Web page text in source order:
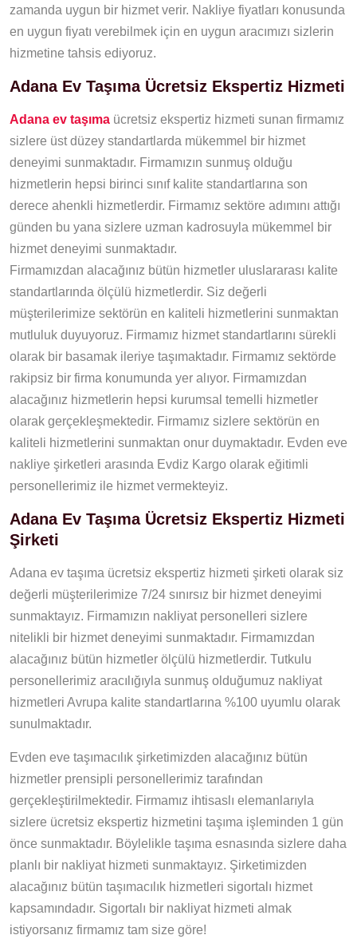
zamanda uygun bir hizmet verir. Nakliye fiyatları konusunda
en uygun fiyatı verebilmek için en uygun aracımızı sizlerin
hizmetine tahsis ediyoruz.
Adana Ev Taşıma Ücretsiz Ekspertiz Hizmeti
Adana ev taşıma ücretsiz ekspertiz hizmeti sunan firmamız
sizlere üst düzey standartlarda mükemmel bir hizmet
deneyimi sunmaktadır. Firmamızın sunmuş olduğu
hizmetlerin hepsi birinci sınıf kalite standartlarına son
derece ahenkli hizmetlerdir. Firmamız sektöre adımını attığı
günden bu yana sizlere uzman kadrosuyla mükemmel bir
hizmet deneyimi sunmaktadır.
Firmamızdan alacağınız bütün hizmetler uluslararası kalite
standartlarında ölçülü hizmetlerdir. Siz değerli
müşterilerimize sektörün en kaliteli hizmetlerini sunmaktan
mutluluk duyuyoruz. Firmamız hizmet standartlarını sürekli
olarak bir basamak ileriye taşımaktadır. Firmamız sektörde
rakipsiz bir firma konumunda yer alıyor. Firmamızdan
alacağınız hizmetlerin hepsi kurumsal temelli hizmetler
olarak gerçekleşmektedir. Firmamız sizlere sektörün en
kaliteli hizmetlerini sunmaktan onur duymaktadır. Evden eve
nakliye şirketleri arasında Evdiz Kargo olarak eğitimli
personellerimiz ile hizmet vermekteyiz.
Adana Ev Taşıma Ücretsiz Ekspertiz Hizmeti
Şirketi
Adana ev taşıma ücretsiz ekspertiz hizmeti şirketi olarak siz
değerli müşterilerimize 7/24 sınırsız bir hizmet deneyimi
sunmaktayız. Firmamızın nakliyat personelleri sizlere
nitelikli bir hizmet deneyimi sunmaktadır. Firmamızdan
alacağınız bütün hizmetler ölçülü hizmetlerdir. Tutkulu
personellerimiz aracılığıyla sunmuş olduğumuz nakliyat
hizmetleri Avrupa kalite standartlarına %100 uyumlu olarak
sunulmaktadır.
Evden eve taşımacılık şirketimizden alacağınız bütün
hizmetler prensipli personellerimiz tarafından
gerçekleştirilmektedir. Firmamız ihtisaslı elemanlarıyla
sizlere ücretsiz ekspertiz hizmetini taşıma işleminden 1 gün
önce sunmaktadır. Böylelikle taşıma esnasında sizlere daha
planlı bir nakliyat hizmeti sunmaktayız. Şirketimizden
alacağınız bütün taşımacılık hizmetleri sigortalı hizmet
kapsamındadır. Sigortalı bir nakliyat hizmeti almak
istiyorsanız firmamız tam size göre!